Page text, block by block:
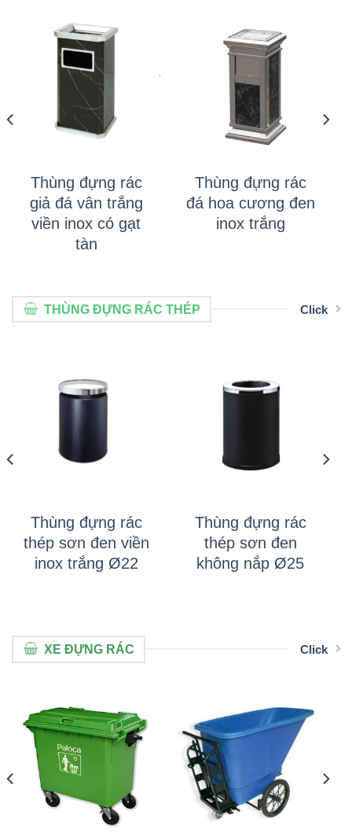
Thùng đựng rác
giả đá vân trắng
viền inox có gạt
tàn
Thùng đựng rác
đá hoa cương đen
inox trắng
THÙNG ĐỰNG RÁC THÉP Click
Thùng đựng rác
thép sơn đen viền
inox trắng Ø22
Thùng đựng rác
thép sơn đen
không nắp Ø25
XE ĐỰNG RÁC Click